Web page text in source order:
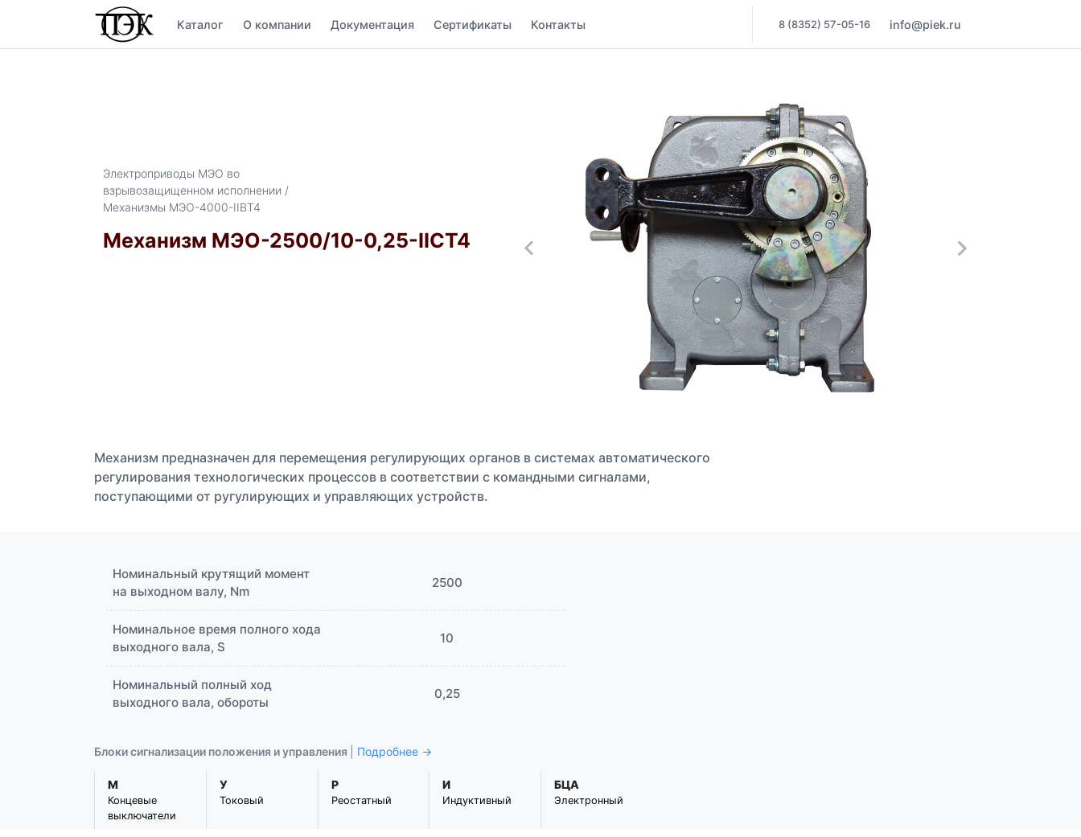
Каталог О компании Документация Сертификаты Контакты 8 (8352) 57-05-16 info@piek.ru
Электроприводы МЭО во
взрывозащищенном исполнении /
Механизмы МЭО-4000-IIBТ4
Механизм МЭО-2500/10-0,25-IICT4
Механизм предназначен для перемещения регулирующих органов в системах автоматического
регулирования технологических процессов в соответствии с командными сигналами,
поступающими от ругулирующих и управляющих устройств.
Номинальный крутящий момент
на выходном валу, Nm
2500
Номинальное время полного хода
выходного вала, S
10
Номинальный полный ход
выходного вала, обороты
0,25
Блоки сигнализации положения и управления | Подробнее →
М
Концевые
выключатели
У
Токовый
Р
Реостатный
И
Индуктивный
БЦА
Электронный